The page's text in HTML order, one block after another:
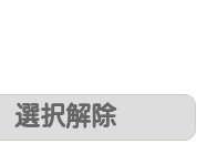
選択解除